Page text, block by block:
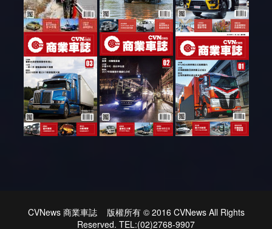
CVNews 商業車誌 版權所有 © 2016 CVNews All Rights
Reserved. TEL:(02)2768-9907